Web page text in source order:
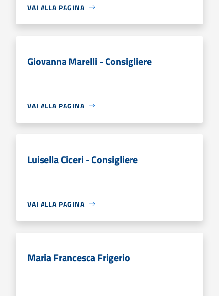
VAI ALLA PAGINA
Giovanna Marelli - Consigliere
VAI ALLA PAGINA
Luisella Ciceri - Consigliere
VAI ALLA PAGINA
Maria Francesca Frigerio